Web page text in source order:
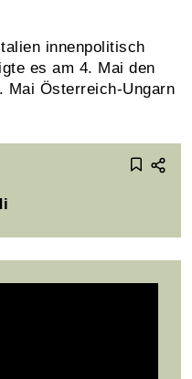
innenpolitisch
es am 4. Mai den
Mai Österreich-Ungarn